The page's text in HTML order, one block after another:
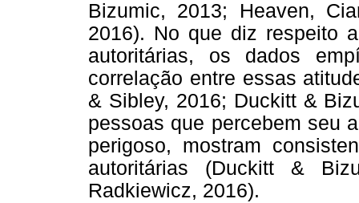
Bizumic, 2013; Heaven,
2016). No que diz respeito
autoritárias, os dados
correlação entre essas
& Sibley, 2016; Duckitt &
pessoas que percebem seu
perigoso, mostram
autoritárias (Duckitt &
Radkiewicz, 2016).